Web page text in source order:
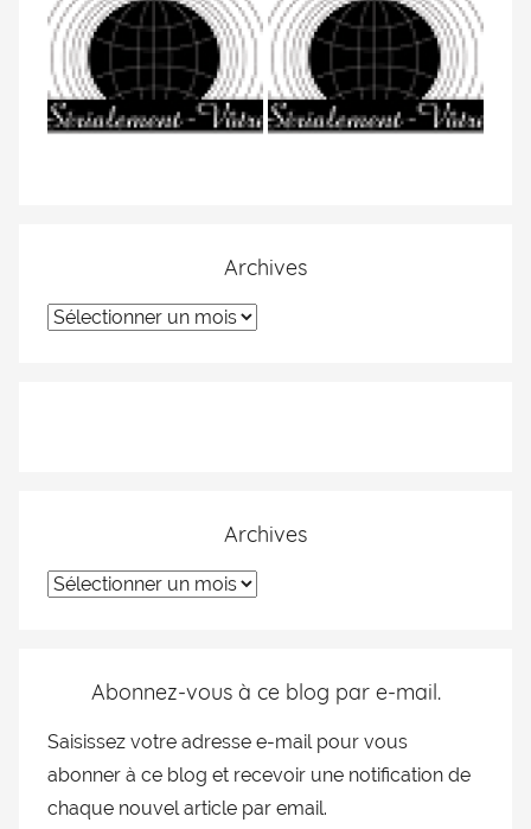
Archives
Archives
Abonnez-vous à ce blog par e-mail.
Saisissez votre adresse e-mail pour vous
abonner à ce blog et recevoir une notification de
chaque nouvel article par email.